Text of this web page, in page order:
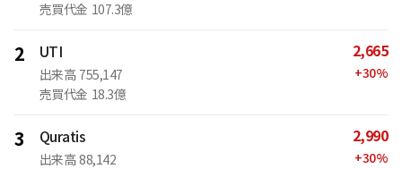
売買代金 107.3億
2 UTI
出来高 755,147
売買代金 18.3億
2,665
+30%
3 Quratis
出来高 88,142
2,990
+30%